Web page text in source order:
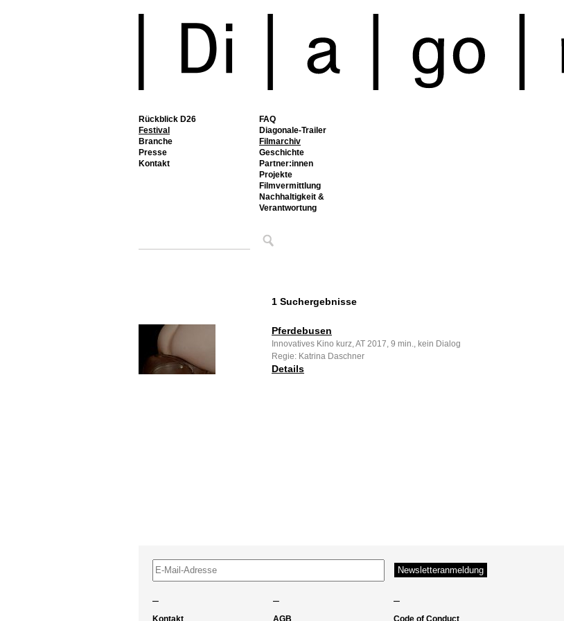
Rückblick D26
Festival
FAQ
Diagonale-Trailer
Filmarchiv
Geschichte
Partner:innen
Projekte
Filmvermittlung
Nachhaltigkeit &
Verantwortung
Branche
Presse
Kontakt
1 Suchergebnisse
Pferdebusen
Innovatives Kino kurz, AT 2017, 9 min., kein Dialog
Regie: Katrina Daschner
Details
– – –
Kontakt AGB Code of Conduct